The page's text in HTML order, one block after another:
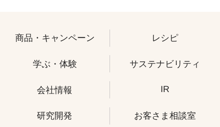
商品・キャンペーン レシピ
学ぶ・体験 サステナビリティ
会社情報 IR
研究開発 お客さま相談室